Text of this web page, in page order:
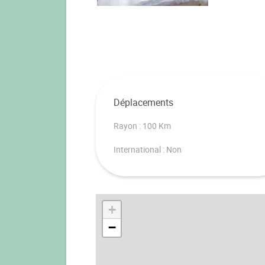
Déplacements
Rayon : 100 Km
International : Non
+
−